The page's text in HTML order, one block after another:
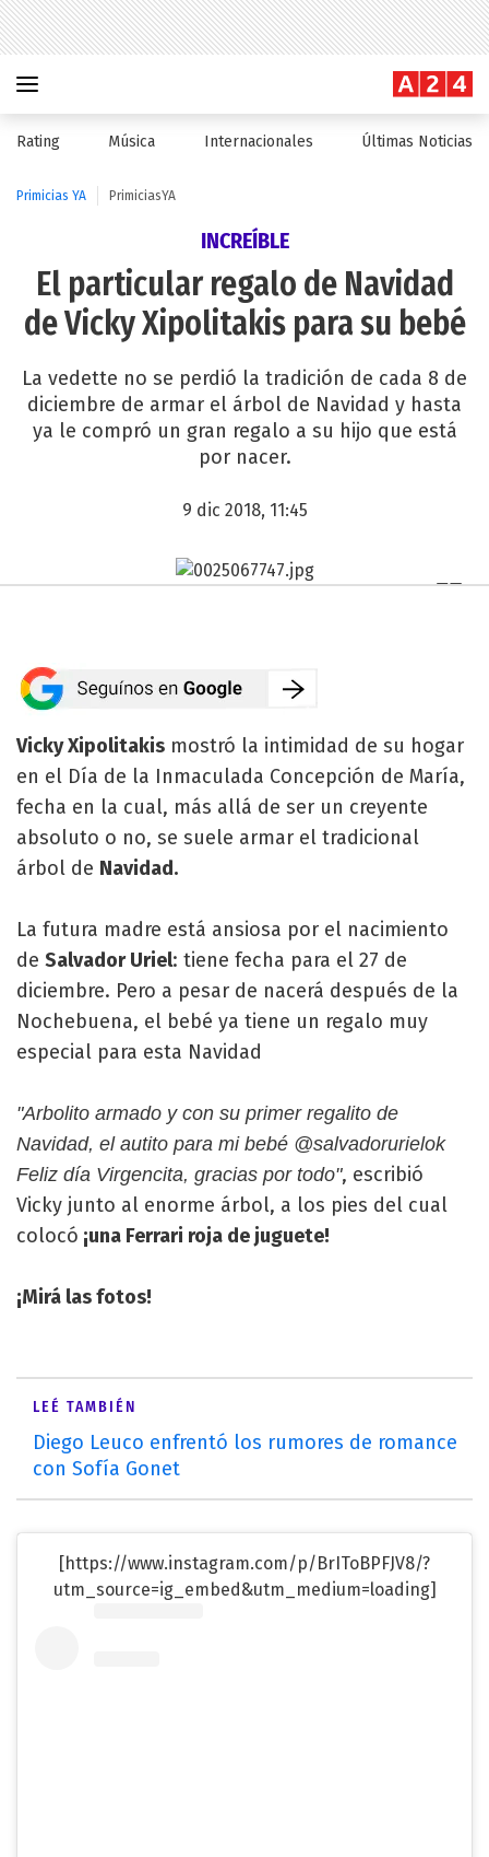
Rating Música Internacionales Últimas Noticias
Primicias YA PrimiciasYA
INCREÍBLE
El particular regalo de Navidad
de Vicky Xipolitakis para su bebé
La vedette no se perdió la tradición de cada 8 de
diciembre de armar el árbol de Navidad y hasta
ya le compró un gran regalo a su hijo que está
por nacer.
9 dic 2018, 11:45
Vicky Xipolitakis mostró la intimidad de su hogar
en el Día de la Inmaculada Concepción de María,
fecha en la cual, más allá de ser un creyente
absoluto o no, se suele armar el tradicional
árbol de Navidad.
La futura madre está ansiosa por el nacimiento
de Salvador Uriel: tiene fecha para el 27 de
diciembre. Pero a pesar de nacerá después de la
Nochebuena, el bebé ya tiene un regalo muy
especial para esta Navidad
"Arbolito armado y con su primer regalito de
Navidad, el autito para mi bebé @salvadorurielok
Feliz día Virgencita, gracias por todo", escribió
Vicky junto al enorme árbol, a los pies del cual
colocó ¡una Ferrari roja de juguete!
¡Mirá las fotos!
LEÉ TAMBIÉN
Diego Leuco enfrentó los rumores de romance
con Sofía Gonet
[https://www.instagram.com/p/BrIToBPFJV8/?
utm_source=ig_embed&utm_medium=loading]